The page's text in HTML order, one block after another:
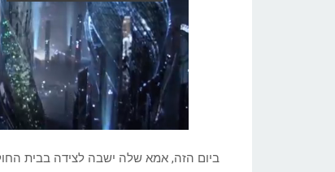
ביום הזה, אמא שלה ישבה לצידה בבית